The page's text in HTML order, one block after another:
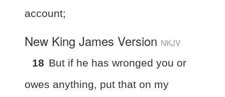
account;
New King James Version NKJV
18 But if he has wronged you or
owes anything, put that on my